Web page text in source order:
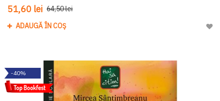
51,60 lei 64,50 lei
ADAUGĂ ÎN COȘ
-40%